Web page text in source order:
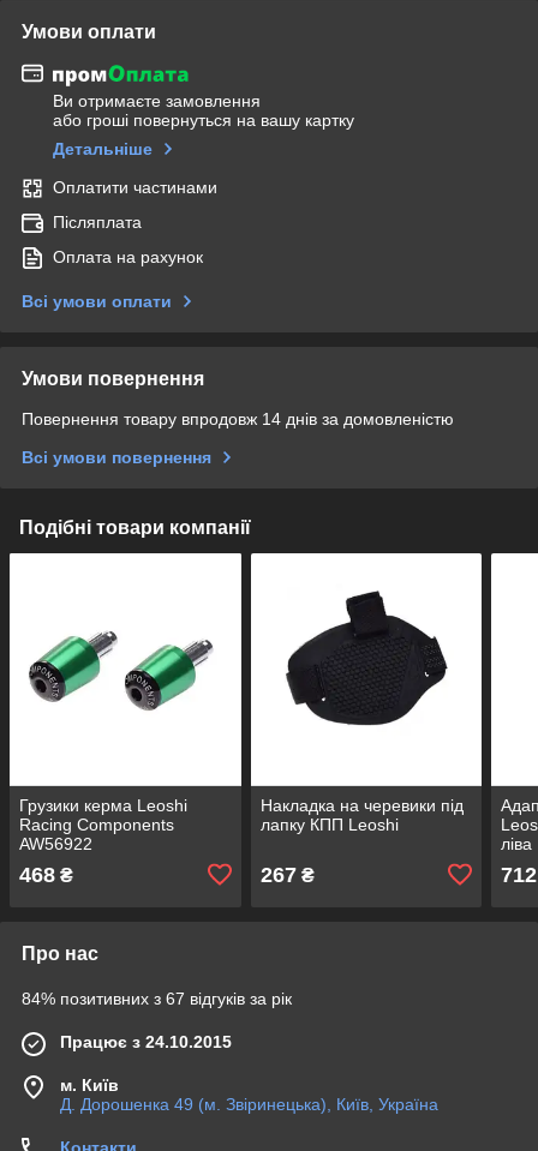
Умови оплати
Ви отримаєте замовлення
або гроші повернуться на вашу картку
Детальніше
Оплатити частинами
Післяплата
Оплата на рахунок
Всі умови оплати
Умови повернення
Повернення товару впродовж 14 днів за домовленістю
Всі умови повернення
Подібні товари компанії
Грузики керма Leoshi
Racing Components
AW56922
468 ₴
Накладка на черевики під
лапку КПП Leoshi
267₴
ліва
712
Про нас
84% позитивних з 67 відгуків за рік
Працює з 24.10.2015
м. Київ
Д. Дорошенка 49 (м. Звіринецька), Київ, Україна